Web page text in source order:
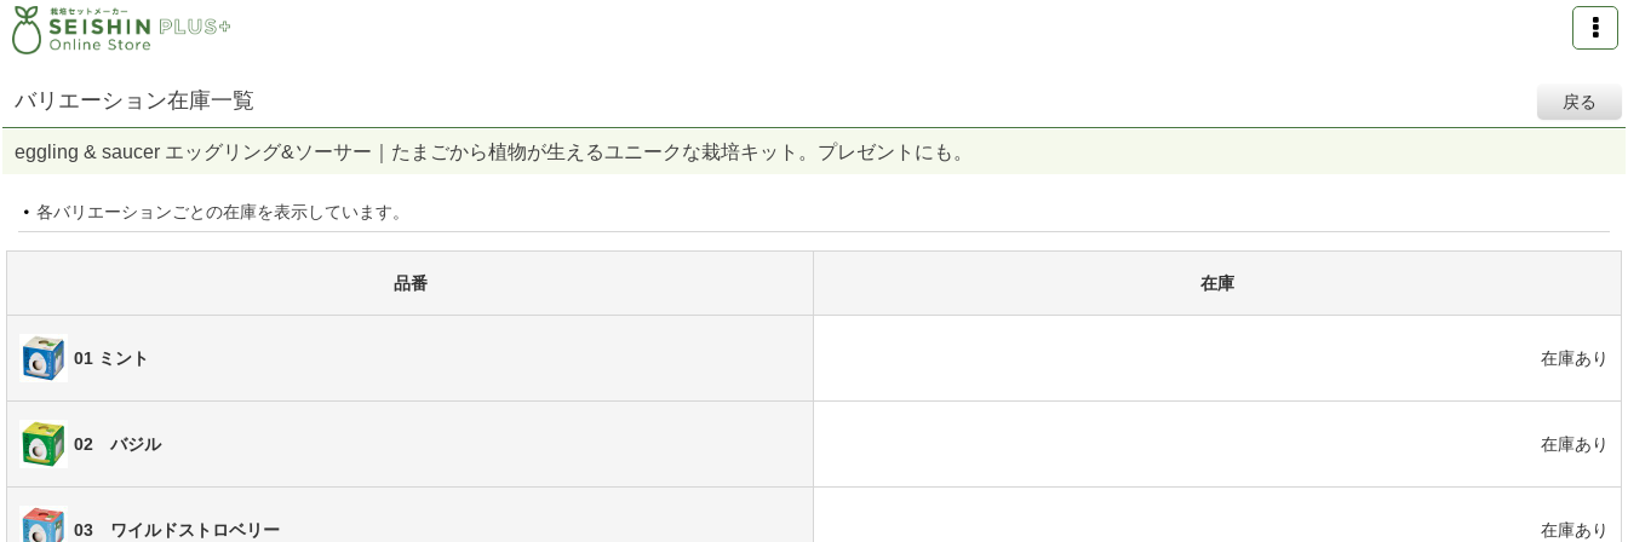
バリエーション在庫一覧 戻る
eggling & saucer エッグリング&ソーサー｜たまごから植物が生えるユニークな栽培キット。プレゼントにも。
各バリエーションごとの在庫を表示しています。
品番 在庫
01 ミント 在庫あり
02 バジル 在庫あり
03 ワイルドストロベリー 在庫あり